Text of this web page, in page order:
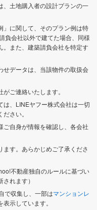
、土地購入者の設計プランの一
」に関して、そのプラン例は特
負会社以外で建てた場合、同様
。また、建築請負会社を特定す
せデータは、当該物件の取扱会
ご連絡いたします。
、LINEヤフー株式会社は一切
さい。
自身が情報を確認し、各会社
す。あらかじめご了承くださ
不動産独自のルールに基づい
れます）
で収集し、一部はマンションレ
示しています。